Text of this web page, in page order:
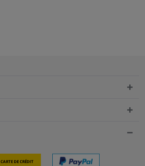
Carte de crédit